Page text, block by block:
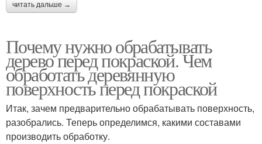
читать дальше →
Почему нужно обрабатывать
дерево перед покраской. Чем
обработать деревянную
поверхность перед покраской
Итак, зачем предварительно обрабатывать поверхность,
разобрались. Теперь определимся, какими составами
производить обработку.